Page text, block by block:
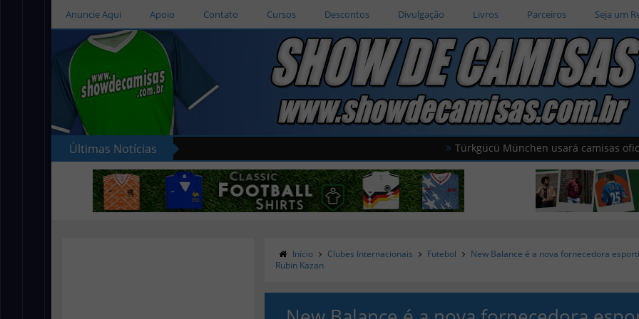
Anuncie Aqui Apoio Contato Cursos Descontos Divulgação Livros Parceiros Seja um
Últimas Notícias Türkgücü München usará camisas oficiais da
Início Clubes Internacionais Futebol
New Balance é a nova fornecedora
Rubin Kazan